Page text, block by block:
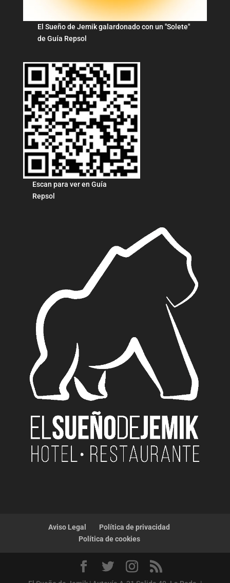
El Sueño de Jemik galardonado con un "Solete"
de Guía Repsol
Escan para ver en Guía
Repsol
Aviso Legal
Política de privacidad
Política de cookies